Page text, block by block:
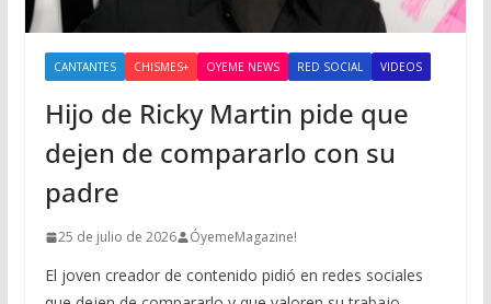
CANTANTES CHISMES+ OYEME NEWS RED SOCIAL VIDEOS
Hijo de Ricky Martin pide que
dejen de compararlo con su
padre
25 de julio de 2026 ÓyemeMagazine!
El joven creador de contenido pidió en redes sociales